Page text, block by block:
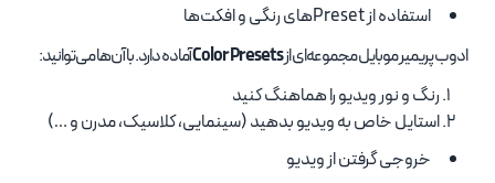
استفاده از Presetهای رنگی و افکت‌ها
ادوب پریمیر موبایل مجموعه‌ای ازColor Presetsآماده دارد. با آن‌ها می‌توانید:
رنگ و نور ویدیو را هماهنگ کنید
استایل خاص به ویدیو بدهید (سینمایی، کلاسیک، مدرن و …)
خروجی گرفتن از ویدیو